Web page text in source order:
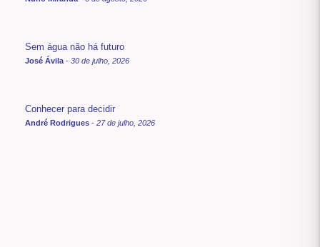
Sem água não há futuro
José Ávila - 30 de julho, 2026
Conhecer para decidir
André Rodrigues - 27 de julho, 2026